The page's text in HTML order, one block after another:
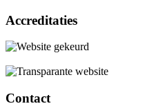
Accreditaties
Contact